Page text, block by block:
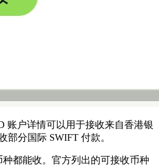
账户详情可以用于接收来自香港银
部分国际 SWIFT 付款。
都能收。官方列出的可接收币种